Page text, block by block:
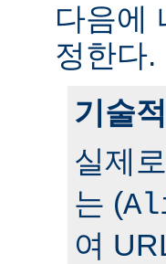
다음에
정한다.
기술
실제로
는 (
여